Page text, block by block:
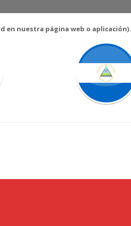
en nuestra página web o aplicación).